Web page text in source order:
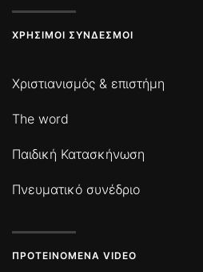
ΧΡΉΣΙΜΟΙ ΣΎΝΔΕΣΜΟΙ
Χριστιανισμός & επιστήμη
The word
Παιδική Κατασκήνωση
Πνευματικό συνέδριο
ΠΡΟΤΕΙΝΌΜΕΝΑ VIDEO